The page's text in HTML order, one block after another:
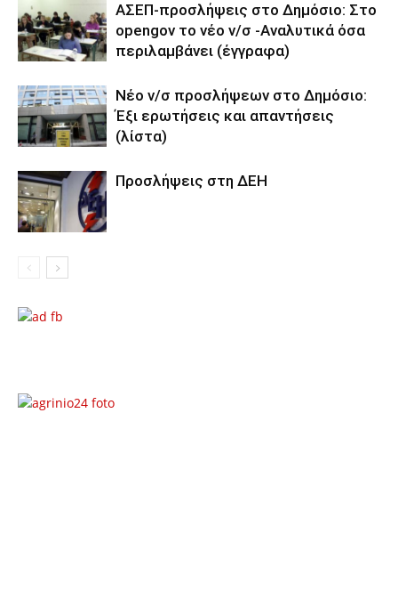
ΑΣΕΠ-προσλήψεις στο Δημόσιο: Στο
opengov το νέο ν/σ -Αναλυτικά όσα
περιλαμβάνει (έγγραφα)
Νέο ν/σ προσλήψεων στο Δημόσιο:
Έξι ερωτήσεις και απαντήσεις
(λίστα)
Προσλήψεις στη ΔΕΗ